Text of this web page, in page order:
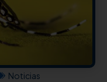
Noticias